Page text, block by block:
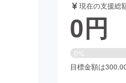
舞台・パフォーマンス
現在の支援総
0円
0%
目標金額は